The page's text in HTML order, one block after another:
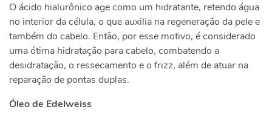
O ácido hialurônico age como um hidratante, retendo água
no interior da célula, o que auxilia na regeneração da pele e
também do cabelo. Então, por esse motivo, é considerado
uma ótima hidratação para cabelo, combatendo a
desidratação, o ressecamento e o frizz, além de atuar na
reparação de pontas duplas.
Óleo de Edelweiss